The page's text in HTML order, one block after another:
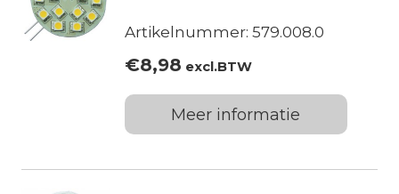
Artikelnummer: 579.008.0
€8,98 excl.BTW
Meer informatie